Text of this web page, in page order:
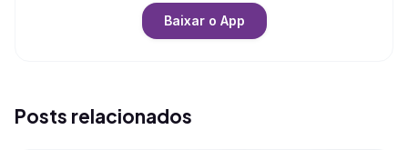
Baixar o App
Posts relacionados